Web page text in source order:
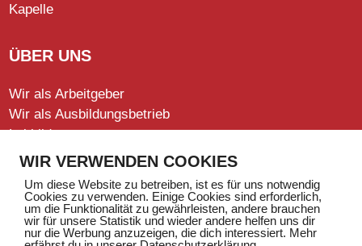
Kapelle
ÜBER UNS
Wir als Arbeitgeber
Wir als Ausbildungsbetrieb
Leitbild
Leitung
Stiftung
WIR VERWENDEN COOKIES
Um diese Website zu betreiben, ist es für uns notwendig
Cookies zu verwenden. Einige Cookies sind erforderlich,
um die Funktionalität zu gewährleisten, andere brauchen
wir für unsere Statistik und wieder andere helfen uns dir
nur die Werbung anzuzeigen, die dich interessiert. Mehr